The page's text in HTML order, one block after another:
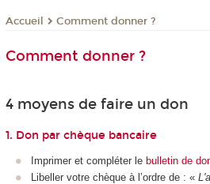
Accueil Comment donner ?
Comment donner ?
4 moyens de faire un don
1. Don par chèque bancaire
Imprimer et compléter le bulletin de
Libeller votre chèque à l’ordre de : «